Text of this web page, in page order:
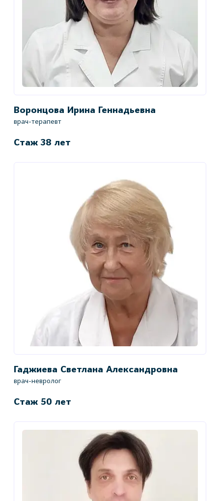
Воронцова Ирина Геннадьевна
врач-терапевт
Стаж 38 лет
Гаджиева Светлана Александровна
врач-невролог
Стаж 50 лет